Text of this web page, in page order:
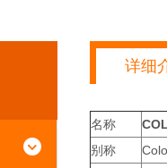
详细
名称
别称